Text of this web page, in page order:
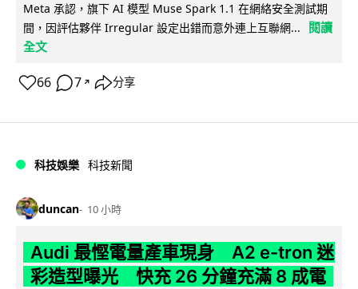
Meta 承認，旗下 AI 模型 Muse Spark 1.1 在網絡安全測試期
間，因評估夥伴 Irregular 設定出錯而意外連上互聯網...
閱讀
全文
66 7 ↗ 分享
科技娛樂 科技新聞
duncan 10 小時
Audi 最慳電量產車現身 A2 e-tron 迷
彩造型曝光 快充 26 分鐘充滿 8 成電